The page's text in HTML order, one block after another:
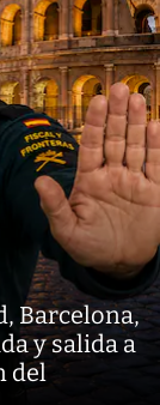
Barcelona,
y salida a
del